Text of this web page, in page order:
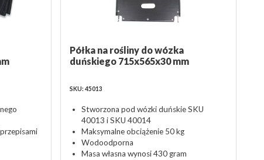
Półka na rośliny do wózka
duńskiego 715x565x30 mm
SKU: 45013
Stworzona pod wózki duńskie SKU
40013 i SKU 40014
Maksymalne obciążenie 50 kg
Wodoodporna
Masa własna wynosi 430 gram